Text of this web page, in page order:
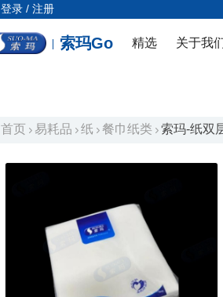
登录 / 注册
索玛Go 精选 关于我
首页 易耗品 纸 餐巾纸类 索玛-纸双